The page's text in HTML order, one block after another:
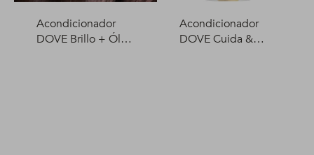
Acondicionador
DOVE Brillo + Óleo
Acondicionador
DOVE Cuida &